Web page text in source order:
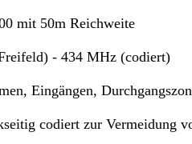
mit 50m Reichweite
- 434 MHz (codiert)
Eingängen,
codiert zur Vermeidung